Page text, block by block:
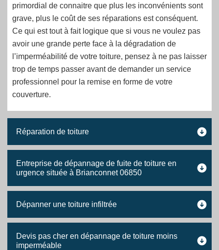
primordial de connaitre que plus les inconvénients sont
grave, plus le coût de ses réparations est conséquent.
Ce qui est tout à fait logique que si vous ne voulez pas
avoir une grande perte face à la dégradation de
l’imperméabilité de votre toiture, pensez à ne pas laisser
trop de temps passer avant de demander un service
professionnel pour la remise en forme de votre
couverture.
Réparation de toiture
Entreprise de dépannage de fuite de toiture en
urgence située à Brianconnet 06850
Dépanner une toiture infiltrée
Devis pas cher en dépannage de toiture moins
imperméable